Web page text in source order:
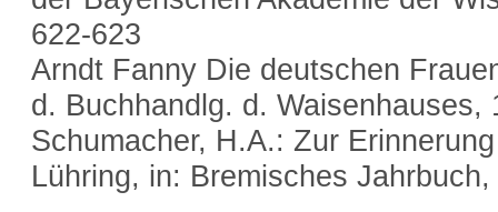
622-623
Arndt Fanny Die deutschen
d. Buchhandlg. d. Waisenhauses,
Schumacher, H.A.: Zur
Lühring, in: Bremisches